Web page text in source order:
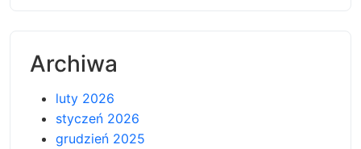
Archiwa
luty 2026
styczeń 2026
grudzień 2025